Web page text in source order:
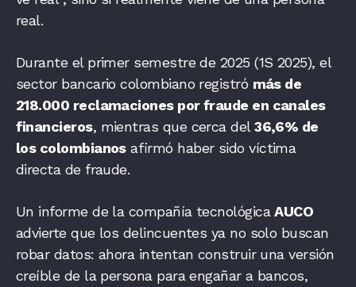
real.
Durante el primer semestre de 2025 (1S 2025), el
sector bancario colombiano registró más de
218.000 reclamaciones por fraude en canales
financieros, mientras que cerca del36,6% de
los colombianosafirmó haber sido víctima
directa de fraude.
Un informe de la compañía tecnológicaAUCO
advierte que los delincuentes ya no solo buscan
robar datos: ahora intentan construir una versión
creíble de la persona para engañar a bancos,